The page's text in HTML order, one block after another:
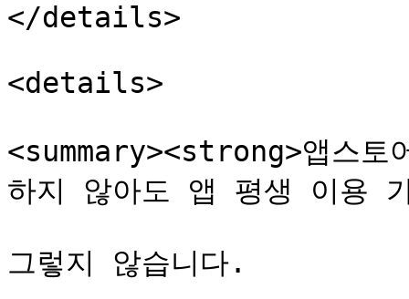
</details>
<details>
<summary><strong>앱스
하지 않아도 앱 평생 이용
그렇지 않습니다.